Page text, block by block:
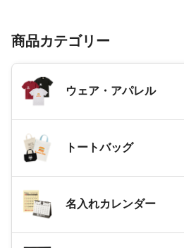
商品カテゴリー
ウェア・アパレル
トートバッグ
名入れカレンダー